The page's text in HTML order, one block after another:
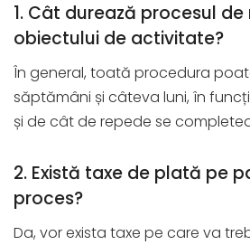
1. Cât durează procesul
obiectului de activitate?
În general, toată procedura
săptămâni și câteva luni, în
și de cât de repede se
2. Există taxe de plată pe
proces?
Da, vor exista taxe pe care va